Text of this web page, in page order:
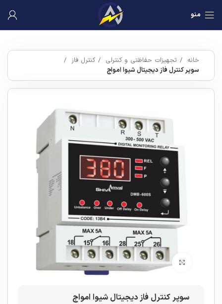
منو
خانه تجهیزات حفاظتی و کنترلی
کنترل فاز
سوپر کنترل فاز دیجیتال شیوا امواج
برای بزرگنمایی کلیک کنید
سوپر کنترل فاز دیجیتال شیوا امواج